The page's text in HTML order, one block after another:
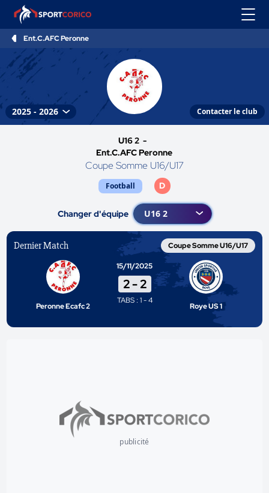
Ent.C.AFC Peronne
Contacter le club
U16 2 -
Ent.C.AFC Peronne
Coupe Somme U16/U17
Football D
Changer d'équipe
Dernier Match Coupe Somme U16/U17
Peronne Ecafc 2
15/11/2025
2- 2
TABS : 1 - 4
Roye US 1
publicité